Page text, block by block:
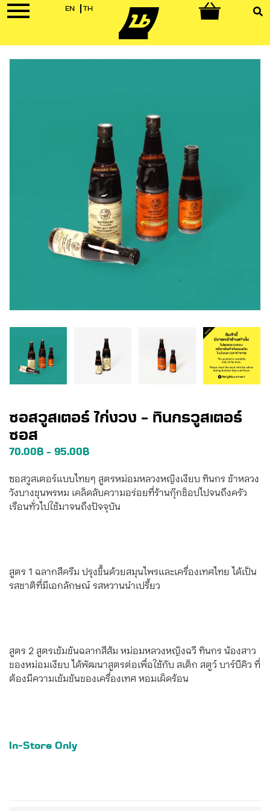
EN TH
ซอสวูสเตอร์ ไก่งวง – ทินกรวูสเตอร์
ซอส
70.00฿– 95.00฿
ซอสวูสเตอร์แบบไทยๆ สูตรหม่อมหลวงหญิงเงียบ ทินกร ข้าหลวง
วังบางขุนพรหม เคล็ดลับความอร่อยที่ร้านกุ๊กช็อปไปจนถึงครัว
เรือนทั่วไปใช้มาจนถึงปัจจุบัน
สูตร 1 ฉลากสีครีม ปรุงขึ้นด้วยสมุนไพรและเครื่องเทศไทย ได้เป็น
รสชาติที่มีเอกลักษณ์ รสหวานนำเปรี้ยว
สูตร 2 สูตรเข้มข้นฉลากสีส้ม หม่อมหลวงหญิงฉวี ทินกร น้องสาว
ของหม่อมเงียบ ได้พัฒนาสูตรต่อเพื่อใช้กับ สเต็ก สตูว์ บาร์บีคิว ที่
ต้องมีความเข้มข้นของเครื่องเทศ หอมเผ็ดร้อน
In-Store Only